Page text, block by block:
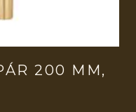
200 MM,